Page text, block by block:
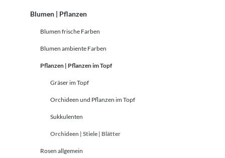
Blumen | Pflanzen
Blumen frische Farben
Blumen ambiente Farben
Pflanzen | Pflanzen im Topf
Gräser im Topf
Orchideen und Pflanzen im Topf
Sukkulenten
Orchideen | Stiele | Blätter
Rosen allgemein